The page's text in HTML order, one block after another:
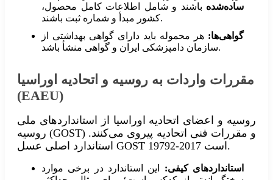
ساده‌شده باشند و شامل اطلاعات کامل محصول،
کشور مبدأ و شماره ثبت باشند.
گواهی‌ها: هر محموله باید دارای گواهی بهداشتی از
سازمان دامپزشکی ایران و گواهی منشأ باشد.
مقررات واردات به روسیه و اتحادیه اوراسیا
(EAEU)
روسیه و اعضای اتحادیه اوراسیا از استانداردهای ملی
روسیه (GOST) و مقررات فنی اتحادیه پیروی می‌کنند.
استاندارد اصلی عسل GOST 19792-2017 است.
استانداردهای کیفی: این استاندارد در برخی موارد